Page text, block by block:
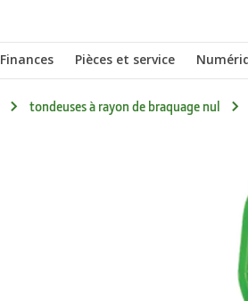
Finances Pièces et service
tondeuses à rayon de braquage nul